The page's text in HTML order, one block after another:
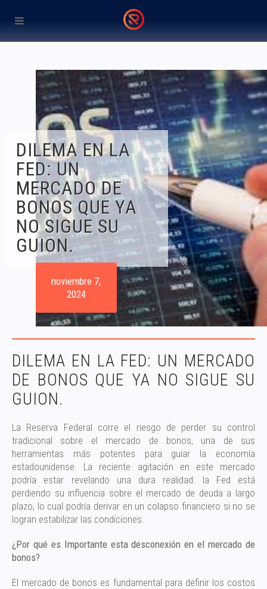
noviembre 7,
2024
DILEMA EN LA
FED: UN
MERCADO DE
BONOS QUE YA
NO SIGUE SU
GUION.
DILEMA EN LA FED: UN MERCADO
DE BONOS QUE YA NO SIGUE SU
GUION.
La Reserva Federal corre el riesgo de perder su control
tradicional sobre el mercado de bonos, una de sus
herramientas más potentes para guiar la economía
estadounidense. La reciente agitación en este mercado
podría estar revelando una dura realidad: la Fed está
perdiendo su influencia sobre el mercado de deuda a largo
plazo, lo cual podría derivar en un colapso financiero si no se
logran estabilizar las condiciones.
¿Por qué es Importante esta desconexión en el mercado de
bonos?
El mercado de bonos es fundamental para definir los costos